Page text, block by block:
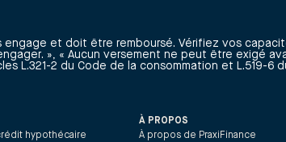
engage et doit être remboursé. Vérifiez vos
», « Aucun versement ne peut être exigé
L.321-2 du Code de la consommation et L.519-6
hypothécaire
À PROPOS
À propos de PraxiFinance